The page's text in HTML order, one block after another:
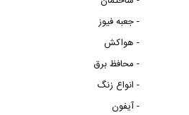
جعبه فیوز -
هواکش -
محافظ برق -
انواع زنگ -
آیفون -